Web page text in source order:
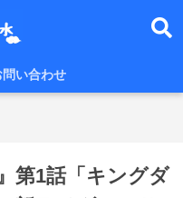
問い合わせ
第1話「キングダ